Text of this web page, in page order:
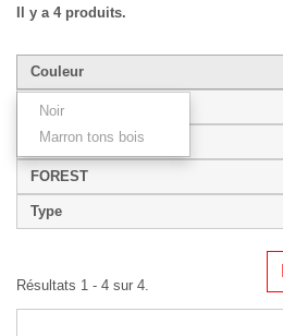
Il y a 4 produits.
Couleur
Noir
Marron tons bois
Largeur de baguette
Style
FOREST
Type
Résultats 1 - 4 sur 4.